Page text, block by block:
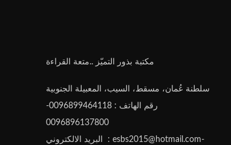
مكتبة بذور التميّز ..متعة القراءة
سلطنة عُمان، مسقط، السيب، المعبيلة الجنوبية
رقم الهاتف : 0096899464118-
0096896137800
البريد الالكتروني : esbs2015@hotmail.com-